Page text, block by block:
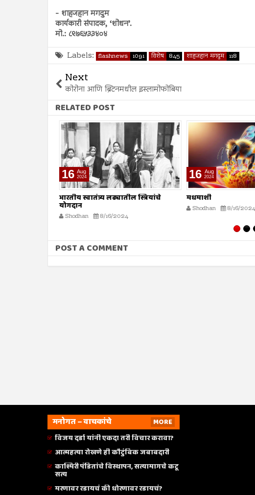
- शाहजहान मगदुम
कार्यकारी संपादक, ‘शोधन’.
मो.: ८९७६५३३४०४
Labels: flashnews 1091 विशेष 845 शाहजहान मगदुम 118
Next
कोरोना आणि ब्रिटनमधील इस्लामोफोबिया
RELATED POST
16 Aug
2024
भारतीय स्वातंत्र्य लढ्यातील स्त्रियांचे
योगदान
Shodhan 8/16/2024
16 Aug
2024
मधमाशी
Shodhan 8/16/2024
POST A COMMENT
मनोगत – वाचकांचे
MORE
विजय दर्डा यांनी एकदा तरी विचार करावा?
आत्महत्या रोखणे ही कौटुंबिक जबाबदारी
काश्मिरी पंडितांचे विस्थापन, सत्यामागचे कटू
सत्य
मरणावर रडायचं की धोरणावर रडायचं?